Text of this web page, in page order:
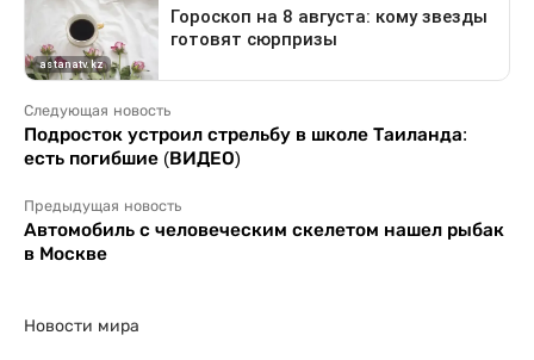
Следующая новость
Подросток устроил стрельбу в школе Таиланда:
есть погибшие (ВИДЕО)
Предыдущая новость
Автомобиль с человеческим скелетом нашел рыбак
в Москве
Новости мира